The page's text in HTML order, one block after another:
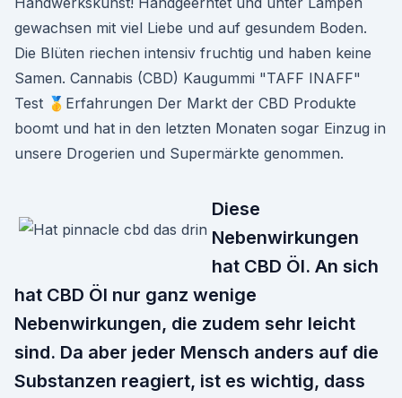
gewachsen mit viel Liebe und auf gesundem Boden.
Die Blüten riechen intensiv fruchtig und haben keine
Samen. Cannabis (CBD) Kaugummi "TAFF INAFF"
Test 🥇Erfahrungen Der Markt der CBD Produkte
boomt und hat in den letzten Monaten sogar Einzug in
unsere Drogerien und Supermärkte genommen.
Diese
Nebenwirkungen
hat CBD Öl. An sich
hat CBD Öl nur ganz wenige
Nebenwirkungen, die zudem sehr leicht
sind. Da aber jeder Mensch anders auf die
Substanzen reagiert, ist es wichtig, dass